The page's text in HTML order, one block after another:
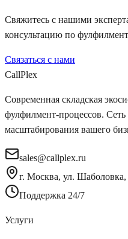
Свяжитесь с нашими
консультацию по
Связаться с нами
CallPlex
Современная складская
фулфилмент-процессов. Сеть
масштабирования вашего
sales@callplex.ru
г. Москва, ул.
Поддержка 24/7
Услуги